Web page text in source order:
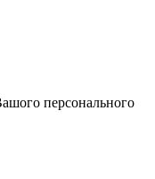
персонального